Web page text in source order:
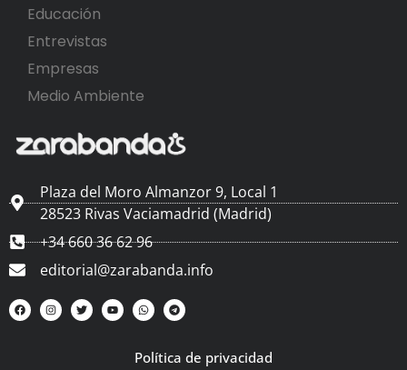
Educación
Entrevistas
Empresas
Medio Ambiente
Plaza del Moro Almanzor 9, Local 1
28523 Rivas Vaciamadrid (Madrid)
+34 660 36 62 96
editorial@zarabanda.info
Política de privacidad